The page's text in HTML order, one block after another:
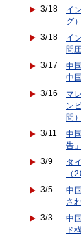
3/18
イ
グ
3/18
イ
間
3/17
中
中
3/16
マ
ン
間
3/11
中
告
3/9
タ
（
3/5
中
さ
3/3
中
ド